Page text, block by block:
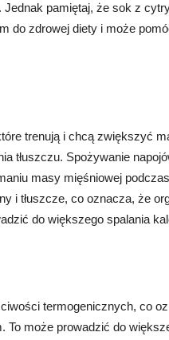
pamiętaj, że sok z
do zdrowej diety i może
trenują i chcą zwiększyć
tłuszczu. Spożywanie
masy mięśniowej
i tłuszcze, co oznacza, że
do większego spalania
termogenicznych, co
To może prowadzić do